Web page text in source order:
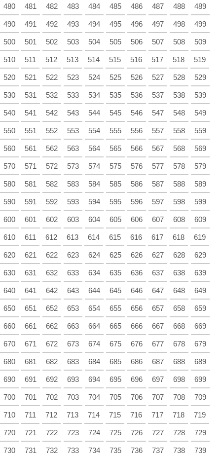
480 481 482 483 484 485 486 487 488 489
490 491 492 493 494 495 496 497 498 499
500 501 502 503 504 505 506 507 508 509
510 511 512 513 514 515 516 517 518 519
520 521 522 523 524 525 526 527 528 529
530 531 532 533 534 535 536 537 538 539
540 541 542 543 544 545 546 547 548 549
550 551 552 553 554 555 556 557 558 559
560 561 562 563 564 565 566 567 568 569
570 571 572 573 574 575 576 577 578 579
580 581 582 583 584 585 586 587 588 589
590 591 592 593 594 595 596 597 598 599
600 601 602 603 604 605 606 607 608 609
610 611 612 613 614 615 616 617 618 619
620 621 622 623 624 625 626 627 628 629
630 631 632 633 634 635 636 637 638 639
640 641 642 643 644 645 646 647 648 649
650 651 652 653 654 655 656 657 658 659
660 661 662 663 664 665 666 667 668 669
670 671 672 673 674 675 676 677 678 679
680 681 682 683 684 685 686 687 688 689
690 691 692 693 694 695 696 697 698 699
700 701 702 703 704 705 706 707 708 709
710 711 712 713 714 715 716 717 718 719
720 721 722 723 724 725 726 727 728 729
730 731 732 733 734 735 736 737 738 739